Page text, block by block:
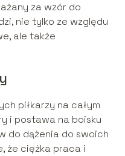
za wzór do
nie tylko ze względu
ale także
piłkarzy na całym
i postawa na boisku
do dążenia do swoich
że ciężka praca i